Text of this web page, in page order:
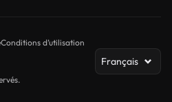
Conditions d’utilisation
Français